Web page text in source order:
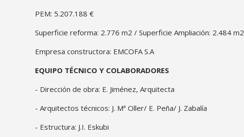
PEM: 5.207.188 €
Superficie reforma: 2.776 m2 / Superficie Ampliación: 2.484 m2
Empresa constructora: EMCOFA S.A
EQUIPO TÉCNICO Y COLABORADORES
- Dirección de obra: E. Jiménez, Arquitecta
- Arquitectos técnicos: J. Mª Oller/ E. Peña/ J. Zabalía
- Estructura: J.I. Eskubi